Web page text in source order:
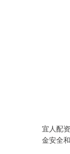
宜人配
金安全